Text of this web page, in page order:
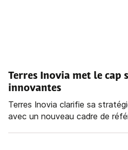
Terres Inovia met le cap
innovantes
Terres Inovia clarifie sa
avec un nouveau cadre de